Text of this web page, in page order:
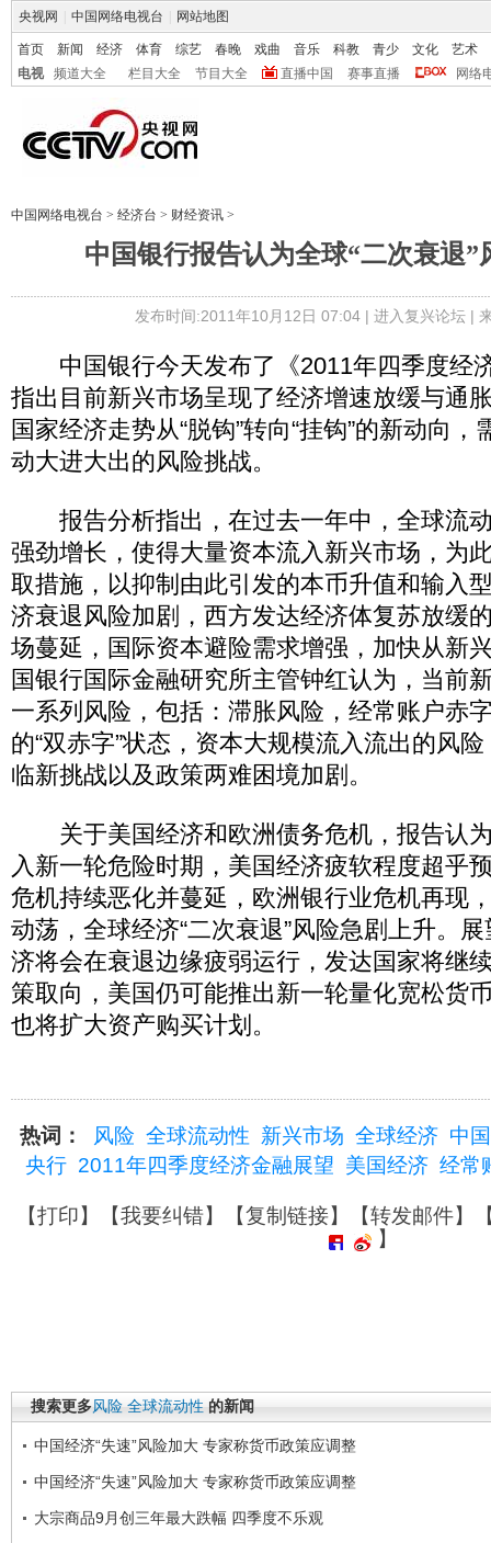
央视网 中国网络电视台 网站地图
首页 新闻 经济 体育 综艺 春晚 戏曲 音乐 科教 青少 文化
艺术
电视
频道大全 栏目大全 节目大全 直播中国 赛事直播 网络
中国网络电视台 > 经济台 > 财经资讯 >
中国银行报告认为全球“二次衰退”
发布时间:2011年10月12日 07:04 | 进入复兴论坛|
中国银行今天发布了《2011年四季度经
指出目前新兴市场呈现了经济增速放缓与通
国家经济走势从“脱钩”转向“挂钩”的新动向
动大进大出的风险挑战。
报告分析指出，在过去一年中，全球流
强劲增长，使得大量资本流入新兴市场，为
取措施，以抑制由此引发的本币升值和输入
济衰退风险加剧，西方发达经济体复苏放缓
场蔓延，国际资本避险需求增强，加快从新
国银行国际金融研究所主管钟红认为，当前
一系列风险，包括：滞胀风险，经常账户赤
的“双赤字”状态，资本大规模流入流出的风
临新挑战以及政策两难困境加剧。
关于美国经济和欧洲债务危机，报告认
入新一轮危险时期，美国经济疲软程度超乎
危机持续恶化并蔓延，欧洲银行业危机再现
动荡，全球经济“二次衰退”风险急剧上升。
济将会在衰退边缘疲弱运行，发达国家将继
策取向，美国仍可能推出新一轮量化宽松货
也将扩大资产购买计划。
热词： 风险 全球流动性 新兴市场 全球经济 中
央行 2011年四季度经济金融展望 美国经济 经常
【打印】【我要纠错】【复制链接】【转发邮件】
】
搜索更多风险 全球流动性 的新闻
中国经济“失速”风险加大 专家称货币政策应调整
中国经济“失速”风险加大 专家称货币政策应调整
大宗商品9月创三年最大跌幅 四季度不乐观